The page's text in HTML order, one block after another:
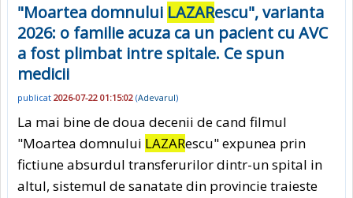
"Moartea domnului LAZARescu", varianta
2026: o familie acuza ca un pacient cu AVC
a fost plimbat intre spitale. Ce spun
medicii
publicat 2026-07-22 01:15:02 (Adevarul)
La mai bine de doua decenii de cand filmul
"Moartea domnului LAZARescu" expunea prin
fictiune absurdul transferurilor dintr-un spital in
altul, sistemul de sanatate din provincie traieste